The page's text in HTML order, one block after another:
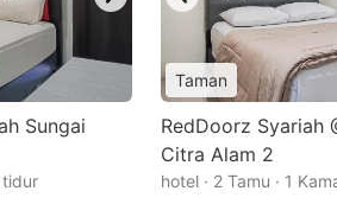
Sungai
tidur
Taman
RedDoorz Syariah
Citra Alam 2
hotel · 2 Tamu · 1